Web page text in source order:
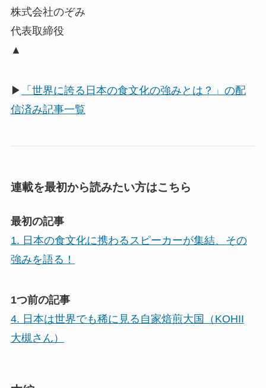
株式会社のぞみ
代表取締役
▲
▶
「世界に誇る日本の食文化の強みとは？」の配
信済み記事一覧
連載を最初から読みたい方はこちら
最初の記事
1. 日本の食文化に携わるスピーカーが集結、その
強みを語る！
1つ前の記事
4. 日本は世界でも稀に見る自家焙煎大国（KOHII
大槻さん）